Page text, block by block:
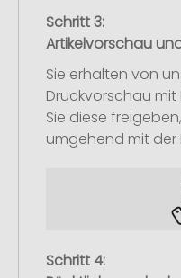
Schritt 3:
Artikelvorschau
Sie erhalten von
Druckvorschau mit
Sie diese
umgehend mit der
Schritt 4: